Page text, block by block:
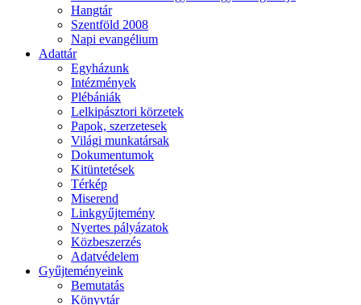
Hangtár
Szentföld 2008
Napi evangélium
Adattár
Egyházunk
Intézmények
Plébániák
Lelkipásztori körzetek
Papok, szerzetesek
Világi munkatársak
Dokumentumok
Kitüntetések
Térkép
Miserend
Linkgyűjtemény
Nyertes pályázatok
Közbeszerzés
Adatvédelem
Gyűjteményeink
Bemutatás
Könyvtár